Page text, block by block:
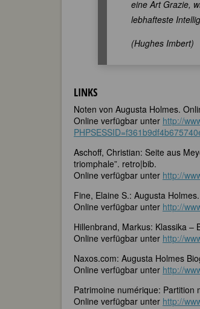
eine Art Grazie,
lebhafteste
(Hughes Imbert)
LINKS
Noten von Augusta Holmes.
Online verfügbar unter http://
Aschoff, Christian: Seite aus
triomphale”. retro|bib.
Online verfügbar unter http://
Fine, Elaine S.: Augusta Holmes.
Online verfügbar unter http://
Hillenbrand, Markus: Klassika –
Online verfügbar unter http://
Naxos.com: Augusta Holmes
Online verfügbar unter http://
Patrimoine numérique: Partition
Online verfügbar unter http://